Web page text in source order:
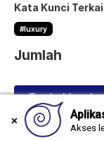
Kata Kunci
#luxury
Jumlah
Tambahkan